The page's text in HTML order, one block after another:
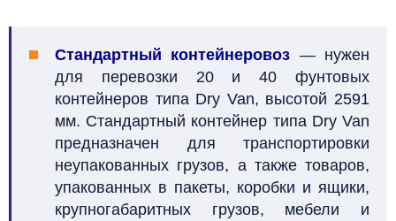
Стандартный контейнеровоз — нужен
для перевозки 20 и 40 фунтовых
контейнеров типа Dry Van, высотой 2591
мм. Стандартный контейнер типа Dry Van
предназначен для транспортировки
неупакованных грузов, а также товаров,
упакованных в пакеты, коробки и ящики,
крупногабаритных грузов, мебели и